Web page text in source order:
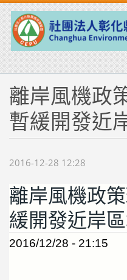
離岸風機政
暫緩開發近
2016-12-28 12:28
離岸風機政
緩開發近岸
2016/12/28 - 21:15